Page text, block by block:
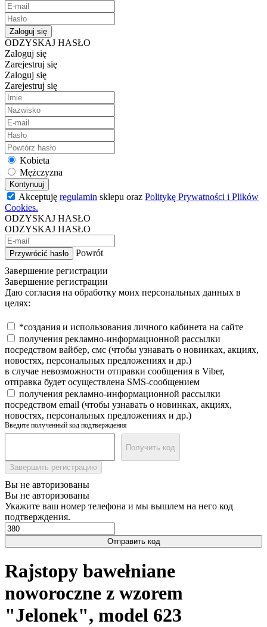
Zaloguj się
ODZYSKAJ HASŁO
Zaloguj się
Zarejestruj się
Zaloguj się
Zarejestruj się
Kobieta
Mężczyzna
Kontynuuj
Akceptuję regulamin sklepu oraz Politykę Prywatności i Plików
Cookies.
ODZYSKAJ HASŁO
ODZYSKAJ HASŁO
Przywrócić hasło
Powrót
Завершение регистрации
Завершение регистрации
Даю согласия на обработку моих персональных данных в
целях:
*создания и использования личного кабинета на сайте
получения рекламно-информационной рассылки
посредством вайбер, смс (чтобы узнавать о новинках, акциях,
новостях, персональных предложениях и др.)
в случае невозможности отправки сообщения в Viber,
отправка будет осуществлена SMS-сообщением
получения рекламно-информационной рассылки
посредством email (чтобы узнавать о новинках, акциях,
новостях, персональных предложениях и др.)
Введите полученный код подтверждения
Получить код
Завершить регистрацию
Вы не авторизованы
Вы не авторизованы
Укажите ваш номер телефона и мы вышлем на него код
подтверждения.
Отправить код
Rajstopy bawełniane
noworoczne z wzorem
"Jelonek", model 623